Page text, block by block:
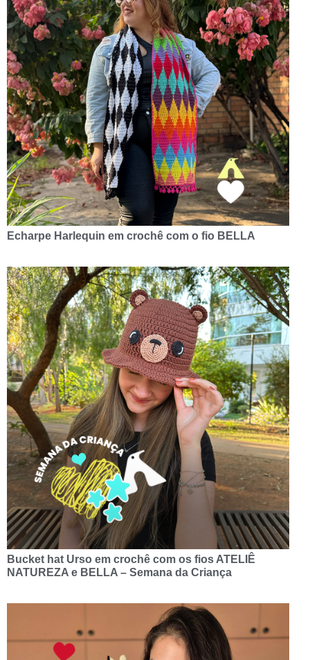
Echarpe Harlequin em crochê com o fio BELLA
Bucket hat Urso em crochê com os fios ATELIÊ
NATUREZA e BELLA – Semana da Criança